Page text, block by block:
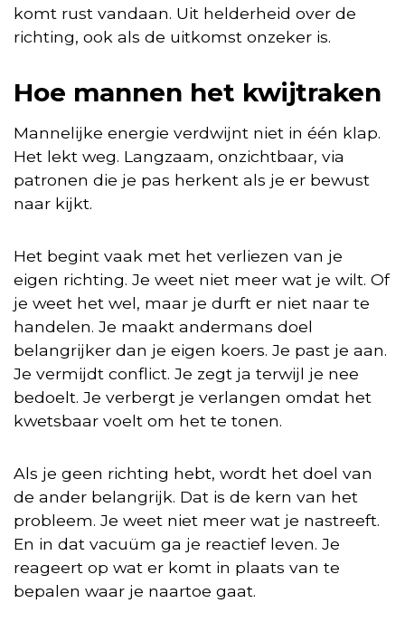
komt rust vandaan. Uit helderheid over de
richting, ook als de uitkomst onzeker is.
Hoe mannen het kwijtraken
Mannelijke energie verdwijnt niet in één klap.
Het lekt weg. Langzaam, onzichtbaar, via
patronen die je pas herkent als je er bewust
naar kijkt.
Het begint vaak met het verliezen van je
eigen richting. Je weet niet meer wat je wilt. Of
je weet het wel, maar je durft er niet naar te
handelen. Je maakt andermans doel
belangrijker dan je eigen koers. Je past je aan.
Je vermijdt conflict. Je zegt ja terwijl je nee
bedoelt. Je verbergt je verlangen omdat het
kwetsbaar voelt om het te tonen.
Als je geen richting hebt, wordt het doel van
de ander belangrijk. Dat is de kern van het
probleem. Je weet niet meer wat je nastreeft.
En in dat vacuüm ga je reactief leven. Je
reageert op wat er komt in plaats van te
bepalen waar je naartoe gaat.